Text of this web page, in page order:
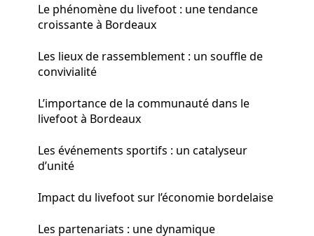
Le phénomène du livefoot : une tendance
croissante à Bordeaux
Les lieux de rassemblement : un souffle de
convivialité
L’importance de la communauté dans le
livefoot à Bordeaux
Les événements sportifs : un catalyseur
d’unité
Impact du livefoot sur l’économie bordelaise
Les partenariats : une dynamique